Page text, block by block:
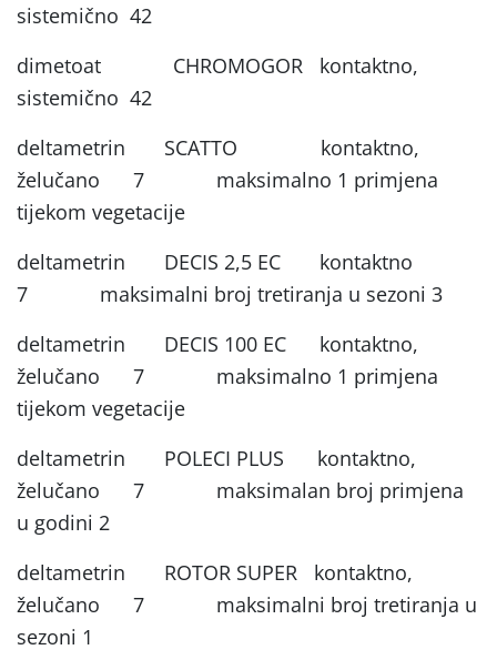
sistemično 42
dimetoat CHROMOGOR kontaktno,
sistemično 42
deltametrin SCATTO kontaktno,
želučano 7 maksimalno 1 primjena
tijekom vegetacije
deltametrin DECIS 2,5 EC kontaktno
7 maksimalni broj tretiranja u sezoni 3
deltametrin DECIS 100 EC kontaktno,
želučano 7 maksimalno 1 primjena
tijekom vegetacije
deltametrin POLECI PLUS kontaktno,
želučano 7 maksimalan broj primjena
u godini 2
deltametrin ROTOR SUPER kontaktno,
želučano 7 maksimalni broj tretiranja u
sezoni 1